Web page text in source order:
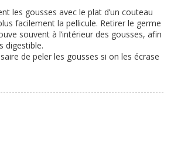
les gousses avec le plat d’un couteau
facilement la pellicule. Retirer le germe
souvent à l’intérieur des gousses, afin
digestible.
de peler les gousses si on les écrase